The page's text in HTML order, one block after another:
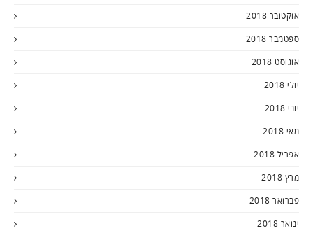
אוקטובר 2018
ספטמבר 2018
אוגוסט 2018
יולי 2018
יוני 2018
מאי 2018
אפריל 2018
מרץ 2018
פברואר 2018
ינואר 2018